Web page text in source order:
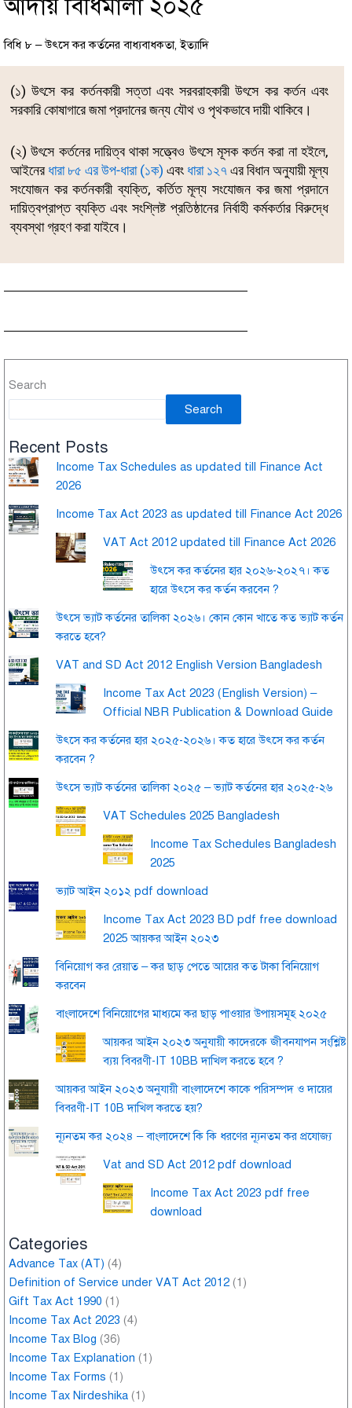
আদায় বিধিমালা ২০২৫
বিধি ৮ – উৎসে কর কর্তনের বাধ্যবাধকতা, ইত্যাদি
(১) উৎসে কর কর্তনকারী সত্তা এবং সরবরাহকারী উৎসে কর কর্তন এবং
সরকারি কোষাগারে জমা প্রদানের জন্য যৌথ ও পৃথকভাবে দায়ী থাকিবে।
(২) উৎসে কর্তনের দায়িত্ব থাকা সত্ত্বেও উৎসে মূসক কর্তন করা না হইলে,
আইনেরধারা ৮৫ এর উপ-ধারা (১ক) এবং ধারা ১২৭এর বিধান অনুযায়ী মূল্য
সংযোজন কর কর্তনকারী ব্যক্তি, কর্তিত মূল্য সংযোজন কর জমা প্রদানে
দায়িত্বপ্রাপ্ত ব্যক্তি এবং সংশ্লিষ্ট প্রতিষ্ঠানের নির্বাহী কর্মকর্তার বিরুদ্ধে
ব্যবস্থা গ্রহণ করা যাইবে।
Search
Search
Recent Posts
Income Tax Schedules as updated till Finance Act
2026
Income Tax Act 2023 as updated till Finance Act 2026
VAT Act 2012 updated till Finance Act 2026
উৎসে কর কর্তনের হার ২০২৬-২০২৭। কত
হারে উৎসে কর কর্তন করবেন ?
উৎসে ভ্যাট কর্তনের তালিকা ২০২৬। কোন কোন খাতে কত ভ্যাট কর্তন
করতে হবে?
VAT and SD Act 2012 English Version Bangladesh
Income Tax Act 2023 (English Version) –
Official NBR Publication & Download Guide
উৎসে কর কর্তনের হার ২০২৫-২০২৬। কত হারে উৎসে কর কর্তন
করবেন ?
উৎসে ভ্যাট কর্তনের তালিকা ২০২৫ – ভ্যাট কর্তনের হার ২০২৫-২৬
VAT Schedules 2025 Bangladesh
Income Tax Schedules Bangladesh
2025
ভ্যাট আইন ২০১২ pdf download
Income Tax Act 2023 BD pdf free download
2025 আয়কর আইন ২০২৩
বিনিয়োগ কর রেয়াত – কর ছাড় পেতে আয়ের কত টাকা বিনিয়োগ
করবেন
বাংলাদেশে বিনিয়োগের মাধ্যমে কর ছাড় পাওয়ার উপায়সমূহ ২০২৫
আয়কর আইন ২০২৩ অনুযায়ী কাদেরকে জীবনযাপন সংশ্লিষ্ট
ব্যয় বিবরণী-IT 10BB দাখিল করতে হবে ?
আয়কর আইন ২০২৩ অনুযায়ী বাংলাদেশে কাকে পরিসম্পদ ও দায়ের
বিবরণী-IT 10B দাখিল করতে হয়?
ন্যূনতম কর ২০২৪ – বাংলাদেশে কি কি ধরণের ন্যূনতম কর প্রযোজ্য
Vat and SD Act 2012 pdf download
Income Tax Act 2023 pdf free
download
Categories
Advance Tax (AT) (4)
Definition of Service under VAT Act 2012 (1)
Gift Tax Act 1990 (1)
Income Tax Act 2023 (4)
Income Tax Blog (36)
Income Tax Explanation (1)
Income Tax Forms (1)
Income Tax Nirdeshika (1)